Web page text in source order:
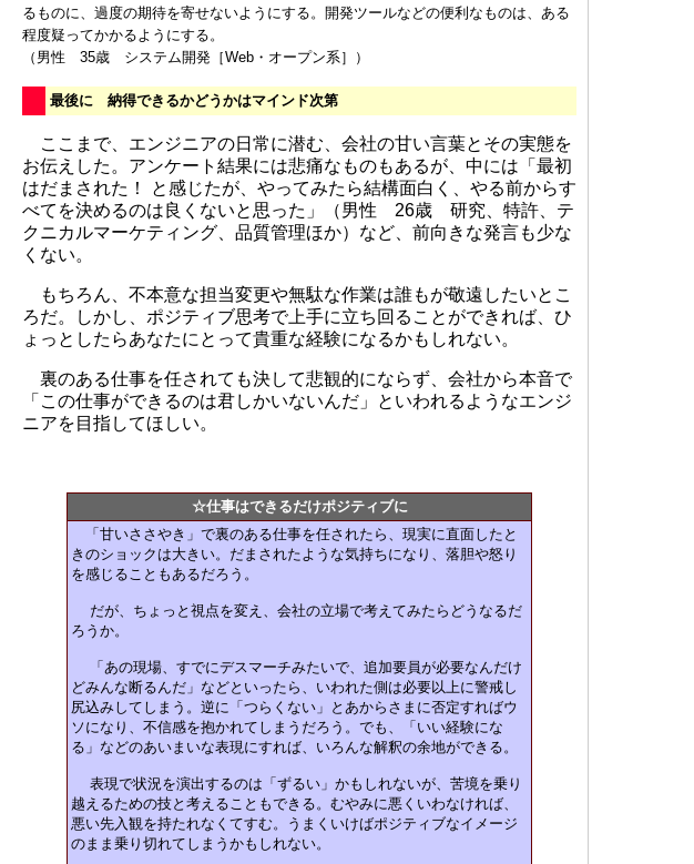
るものに、過度の期待を寄せないようにする。開発ツールなどの便利なものは、ある
程度疑ってかかるようにする。
（男性 35歳 システム開発［Web・オープン系］）
最後に 納得できるかどうかはマインド次第
ここまで、エンジニアの日常に潜む、会社の甘い言葉とその実態を
お伝えした。アンケート結果には悲痛なものもあるが、中には「最初
はだまされた！ と感じたが、やってみたら結構面白く、やる前からす
べてを決めるのは良くないと思った」（男性 26歳 研究、特許、テ
クニカルマーケティング、品質管理ほか）など、前向きな発言も少な
くない。
もちろん、不本意な担当変更や無駄な作業は誰もが敬遠したいとこ
ろだ。しかし、ポジティブ思考で上手に立ち回ることができれば、ひ
ょっとしたらあなたにとって貴重な経験になるかもしれない。
裏のある仕事を任されても決して悲観的にならず、会社から本音で
「この仕事ができるのは君しかいないんだ」といわれるようなエンジ
ニアを目指してほしい。
☆仕事はできるだけポジティブに
「甘いささやき」で裏のある仕事を任されたら、現実に直面したと
きのショックは大きい。だまされたような気持ちになり、落胆や怒り
を感じることもあるだろう。
だが、ちょっと視点を変え、会社の立場で考えてみたらどうなるだ
ろうか。
「あの現場、すでにデスマーチみたいで、追加要員が必要なんだけ
どみんな断るんだ」などといったら、いわれた側は必要以上に警戒し
尻込みしてしまう。逆に「つらくない」とあからさまに否定すればウ
ソになり、不信感を抱かれてしまうだろう。でも、「いい経験にな
る」などのあいまいな表現にすれば、いろんな解釈の余地ができる。
表現で状況を演出するのは「ずるい」かもしれないが、苦境を乗り
越えるための技と考えることもできる。むやみに悪くいわなければ、
悪い先入観を持たれなくてすむ。うまくいけばポジティブなイメージ
のまま乗り切れてしまうかもしれない。